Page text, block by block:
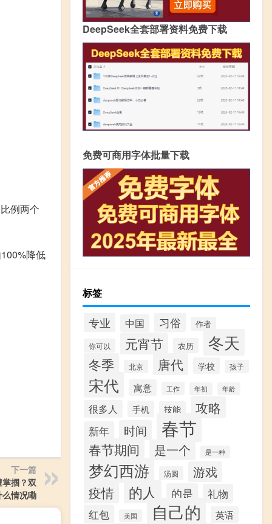
例两个
降低
下一篇
掴？双
情况嘞
DeepSeek全套部署资料免费下载
免费可商用字体批量下载
标签
专业 中国 习俗 作者
你可以 元宵节 农历 冬天
冬季 北京 唐代 学校 孩子
宋代 寓意 工作 年初 年龄
很多人 手机 技能 攻略
新年 时间 春节
春节期间 是一个 是一种
梦幻西游 汤圆 游戏
疫情 的人 的是
礼物
红包
美国 自己的 英语